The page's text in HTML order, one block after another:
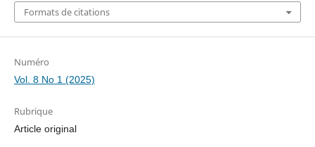
Formats de citations
Numéro
Vol. 8 No 1 (2025)
Rubrique
Article original